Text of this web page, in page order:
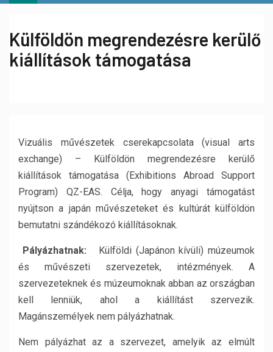
Külföldön megrendezésre kerülő
kiállítások támogatása
Vizuális művészetek cserekapcsolata (visual arts
exchange) – Külföldön megrendezésre kerülő
kiállítások támogatása (Exhibitions Abroad Support
Program) QZ-EAS. Célja, hogy anyagi támogatást
nyújtson a japán művészeteket és kultúrát külföldön
bemutatni szándékozó kiállításoknak.
Pályázhatnak: Külföldi (Japánon kívüli) múzeumok
és művészeti szervezetek, intézmények. A
szervezeteknek és múzeumoknak abban az országban
kell lenniük, ahol a kiállítást szervezik.
Magánszemélyek nem pályázhatnak.
Nem pályázhat az a szervezet, amelyik az elmúlt